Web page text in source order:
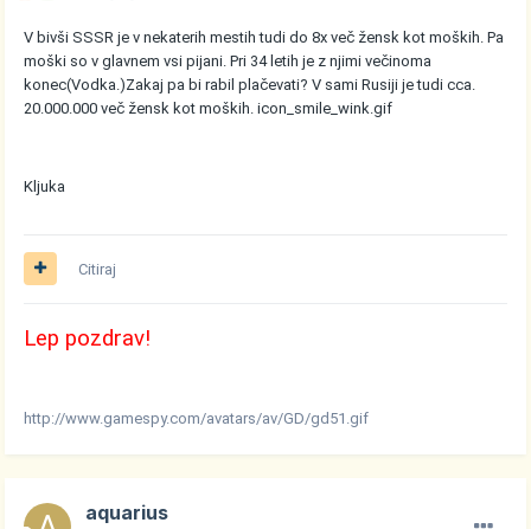
V bivši SSSR je v nekaterih mestih tudi do 8x več žensk kot moških. Pa
moški so v glavnem vsi pijani. Pri 34 letih je z njimi večinoma
konec(Vodka.)Zakaj pa bi rabil plačevati? V sami Rusiji je tudi cca.
20.000.000 več žensk kot moških.icon_smile_wink.gif
Kljuka
Citiraj
Lep pozdrav!
http://www.gamespy.com/avatars/av/GD/gd51.gif
aquarius